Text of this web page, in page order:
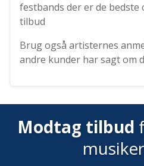
festbands der er de bedste
tilbud
Brug også artisternes
andre kunder har sagt om
Modtag tilbud